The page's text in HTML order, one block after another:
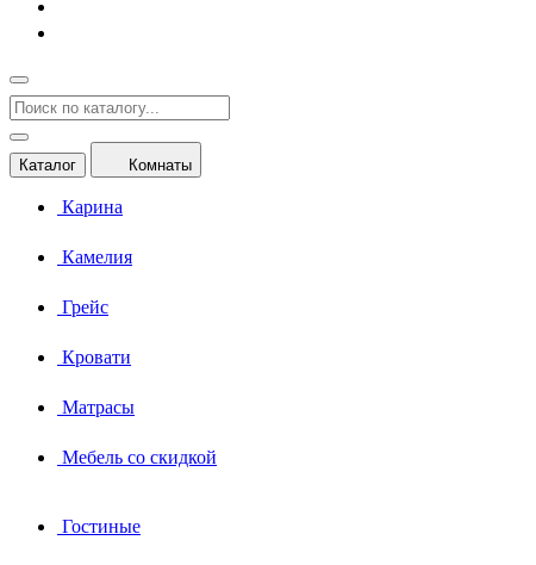
Каталог Комнаты
Карина
Камелия
Грейс
Кровати
Матрасы
Мебель со скидкой
Гостиные